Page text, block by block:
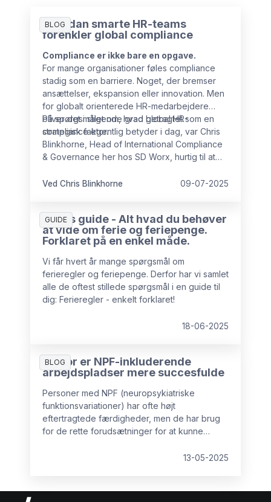
BLOG
Hvordan smarte HR-teams
forenkler global compliance
Compliance er ikke bare en opgave.
For mange organisationer føles compliance
stadig som en barriere. Noget, der bremser
ansættelser, ekspansion eller innovation. Men
for globalt orienterede HR-medarbejdere
bliver det i stigende grad betragtet som en
strategisk faktor.
På spørgsmålet om, hvad global HR-
compliance egentlig betyder i dag, var Chris
Blinkhorne, Head of International Compliance
& Governance her hos SD Worx, hurtig til at
om løn eller kontrakter,” sagde hun. “Det
til ekspansion – til den gældende lovgivning i
hvert enkelt land, hvor dine medarbejdere er
baseret, og at tilpasse det i
overensstemmelse med den konstant
skiftende lokale lovgivning.”
Ved Chris Blinkhorne 09-07-2025
GUIDE
Gratis guide - Alt hvad du behøver
at vide om ferie og feriepenge.
Forklaret på en enkel måde.
Vi får hvert år mange spørgsmål om
ferieregler og feriepenge. Derfor har vi samlet
alle de oftest stillede spørgsmål i en guide til
dig: Ferieregler - enkelt forklaret!
18-06-2025
BLOG
Derfor er NPF-inkluderende
arbejdspladser mere succesfulde
Personer med NPF (neuropsykiatriske
funktionsvariationer) har ofte højt
eftertragtede færdigheder, men de har brug
for de rette forudsætninger for at kunne
autisme?
13-05-2025